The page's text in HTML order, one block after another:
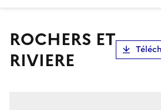
ROCHERS ET
RIVIERE